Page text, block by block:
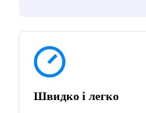
Швидко і легко